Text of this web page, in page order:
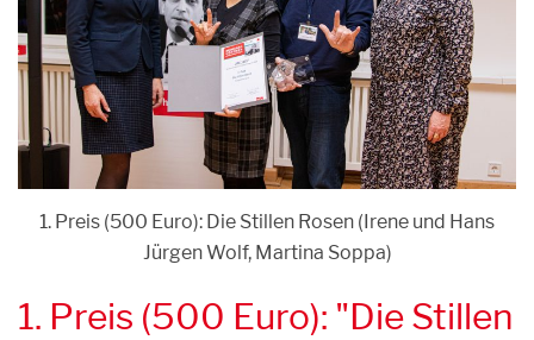
1. Preis (500 Euro): Die Stillen Rosen (Irene und Hans
Jürgen Wolf, Martina Soppa)
1. Preis (500 Euro): "Die Stillen